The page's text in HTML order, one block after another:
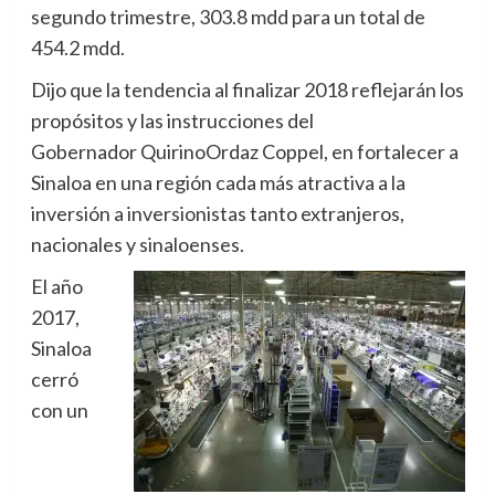
segundo trimestre, 303.8 mdd para un total de
454.2 mdd.
Dijo que la tendencia al finalizar 2018 reflejarán los
propósitos y las instrucciones del
GobernadorQuirinoOrdazCoppel, en fortalecer a
Sinaloa en una región cada más atractiva a la
inversión a inversionistas tanto extranjeros,
nacionales y sinaloenses.
El año
2017,
Sinaloa
cerró
con un